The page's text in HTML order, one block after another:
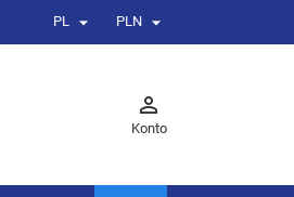
PL  PLN 

Konto